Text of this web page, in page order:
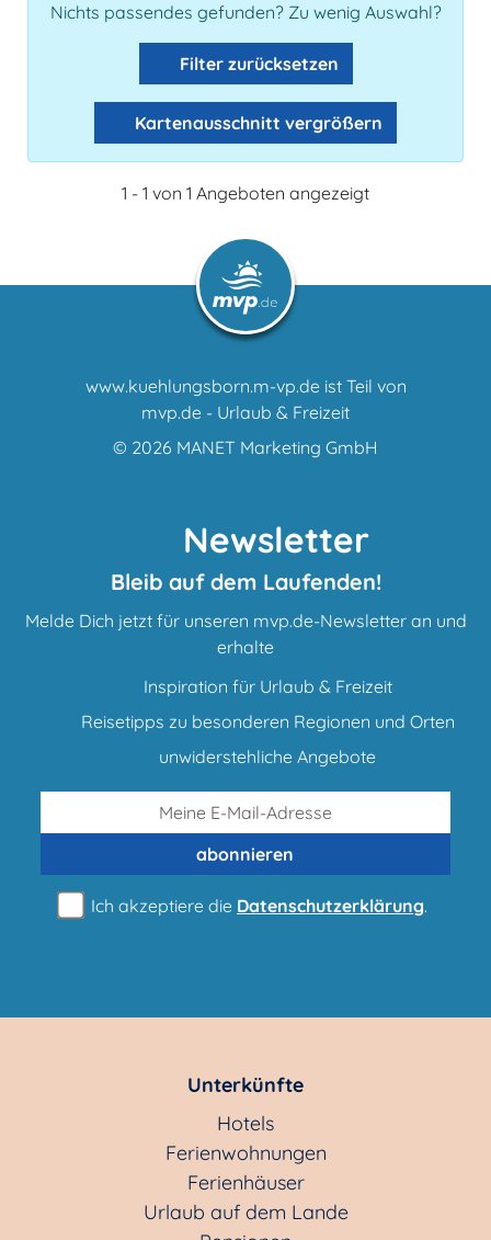
Nichts passendes gefunden? Zu wenig Auswahl?
Filter zurücksetzen
Kartenausschnitt vergrößern
1 - 1 von 1 Angeboten angezeigt
www.kuehlungsborn.m-vp.de ist Teil von
mvp.de - Urlaub & Freizeit
© 2026 MANET Marketing GmbH
Newsletter
Bleib auf dem Laufenden!
Melde Dich jetzt für unseren mvp.de-Newsletter an und
erhalte
Inspiration für Urlaub & Freizeit
Reisetipps zu besonderen Regionen und Orten
unwiderstehliche Angebote
abonnieren
Ich akzeptiere die Datenschutzerklärung.
Unterkünfte
Hotels
Ferienwohnungen
Ferienhäuser
Urlaub auf dem Lande